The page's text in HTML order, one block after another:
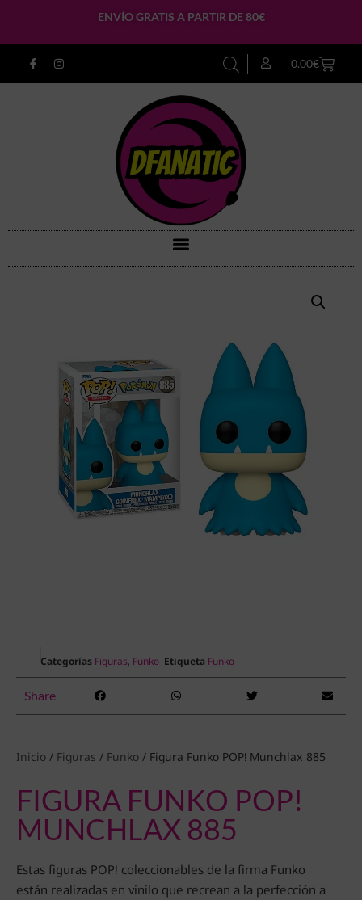
ENVÍO GRATIS A PARTIR DE 80€
0.00€
Categorías Figuras, Funko Etiqueta Funko
Share
Inicio / Figuras / Funko / Figura Funko POP! Munchlax 885
FIGURA FUNKO POP!
MUNCHLAX 885
Estas figuras POP! coleccionables de la firma Funko
están realizadas en vinilo que recrean a la perfección a